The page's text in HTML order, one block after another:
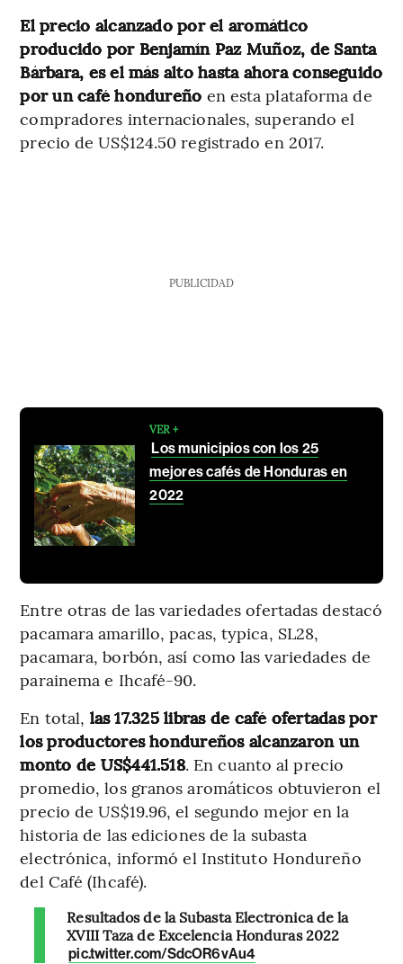
El precio alcanzado por el aromático
producido por Benjamín Paz Muñoz, de Santa
Bárbara, es el más alto hasta ahora conseguido
por un café hondureño en esta plataforma de
compradores internacionales, superando el
precio de US$124.50 registrado en 2017.
PUBLICIDAD
VER +
Los municipios con los 25
mejores cafés de Honduras en
2022
Entre otras de las variedades ofertadas destacó
pacamara amarillo, pacas, typica, SL28,
pacamara, borbón, así como las variedades de
parainema e Ihcafé-90.
En total, las 17.325 libras de café ofertadas por
los productores hondureños alcanzaron un
monto de US$441.518. En cuanto al precio
promedio, los granos aromáticos obtuvieron el
precio de US$19.96, el segundo mejor en la
historia de las ediciones de la subasta
electrónica, informó el Instituto Hondureño
del Café (Ihcafé).
Resultados de la Subasta Electrónica de la
XVIII Taza de Excelencia Honduras 2022
pic.twitter.com/SdcOR6vAu4